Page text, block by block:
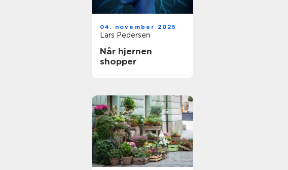
04. november 2025
Lars Pedersen
Når hjernen
shopper